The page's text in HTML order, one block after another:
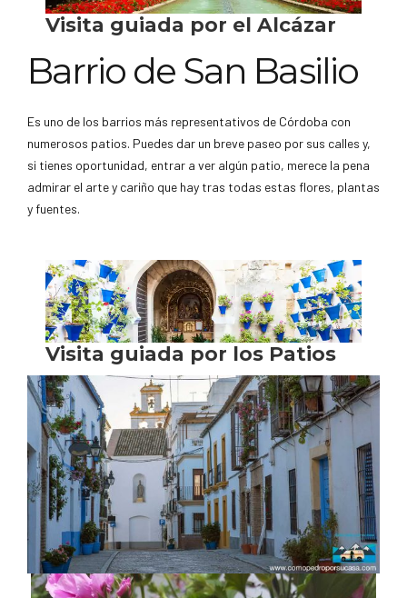
Barrio de San Basilio
Es uno de los barrios más representativos de Córdoba con
numerosos patios. Puedes dar un breve paseo por sus calles y,
si tienes oportunidad, entrar a ver algún patio, merece la pena
admirar el arte y cariño que hay tras todas estas flores, plantas
y fuentes.